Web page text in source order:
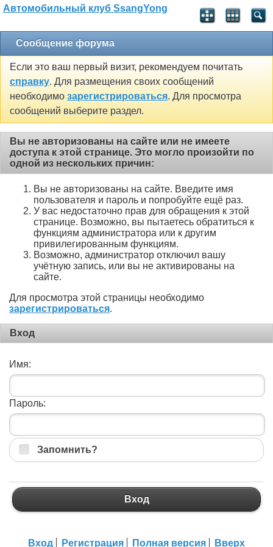
Автомобильный клуб SsangYong
Сообщение форума
Если это ваш первый визит, рекомендуем почитать
справку. Для размещения своих сообщений
необходимо зарегистрироваться. Для просмотра
сообщений выберите раздел.
Вы не авторизованы на сайте или не имеете
доступа к этой странице. Это могло произойти по
одной из нескольких причин:
Вы не авторизованы на сайте. Введите имя
пользователя и пароль и попробуйте ещё раз.
У вас недостаточно прав для обращения к этой
странице. Возможно, вы пытаетесь обратиться к
функциям администратора или к другим
привилегированным функциям.
Возможно, администратор отключил вашу
учётную запись, или вы не активированы на
сайте.
Для просмотра этой страницы необходимо
зарегистрироваться.
Вход
Имя:
Пароль:
Запомнить?
Вход
Вход Регистрация Полная версия Вверх